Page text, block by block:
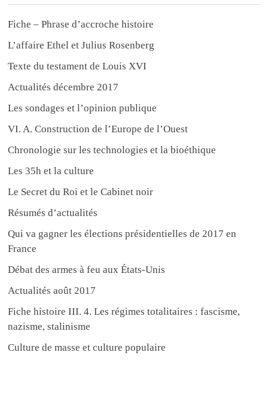
Fiche – Phrase d’accroche histoire
L’affaire Ethel et Julius Rosenberg
Texte du testament de Louis XVI
Actualités décembre 2017
Les sondages et l’opinion publique
VI. A. Construction de l’Europe de l’Ouest
Chronologie sur les technologies et la bioéthique
Les 35h et la culture
Le Secret du Roi et le Cabinet noir
Résumés d’actualités
Qui va gagner les élections présidentielles de 2017 en
France
Débat des armes à feu aux États-Unis
Actualités août 2017
Fiche histoire III. 4. Les régimes totalitaires : fascisme,
nazisme, stalinisme
Culture de masse et culture populaire